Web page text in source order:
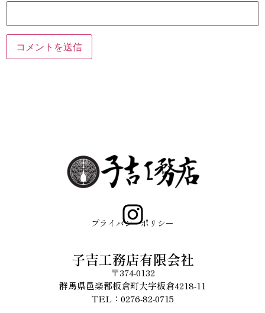
プライバシーポリシー
子吉工務店有限会社
〒374-0132
群馬県邑楽郡板倉町大字板倉4218-11
TEL：0276-82-0715